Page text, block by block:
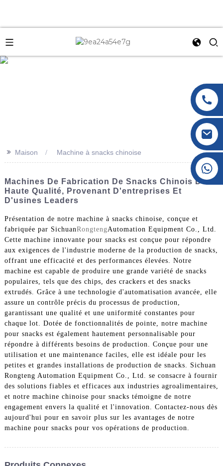
+86 177 8117 4421
+86 138 8076 0589
>> Maison Machine à snacks chinoise
Machines De Fabrication De Snacks Chinois De
Haute Qualité, Provenant D'entreprises Et
D'usines Leaders
Présentation de notre machine à snacks chinoise, conçue et
fabriquée par SichuanRongtengAutomation Equipment Co., Ltd.
Cette machine innovante pour snacks est conçue pour répondre
aux exigences de l'industrie moderne de la production de snacks,
offrant une efficacité et des performances élevées. Notre
machine est capable de produire une grande variété de snacks
populaires, tels que des chips, des crackers et des snacks
extrudés. Grâce à une technologie d'automatisation avancée, elle
assure un contrôle précis du processus de production,
garantissant une qualité et une uniformité constantes pour
chaque lot. Dotée de fonctionnalités de pointe, notre machine
pour snacks est également hautement personnalisable pour
répondre à différents besoins de production. Conçue pour une
utilisation et une maintenance faciles, elle est idéale pour les
petites et grandes installations de production de snacks. Sichuan
Rongteng Automation Equipment Co., Ltd. se consacre à fournir
des solutions fiables et efficaces aux industries agroalimentaires,
et notre machine chinoise pour snacks témoigne de notre
engagement envers la qualité et l'innovation. Contactez-nous dès
aujourd'hui pour en savoir plus sur les avantages de notre
machine pour snacks pour vos opérations de production.